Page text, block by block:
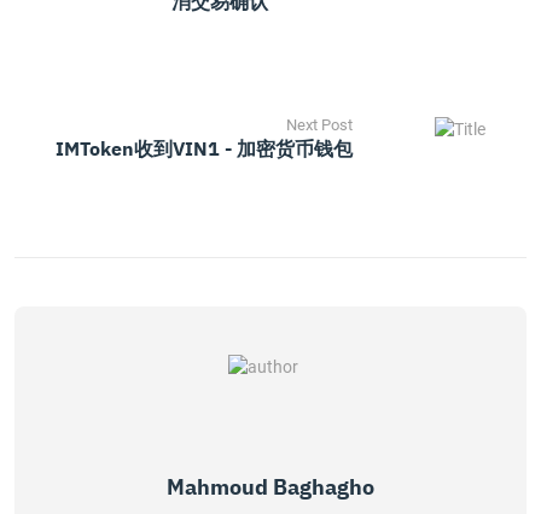
Next Post
IMToken收到VIN1 - 加密货币钱包
Mahmoud Baghagho